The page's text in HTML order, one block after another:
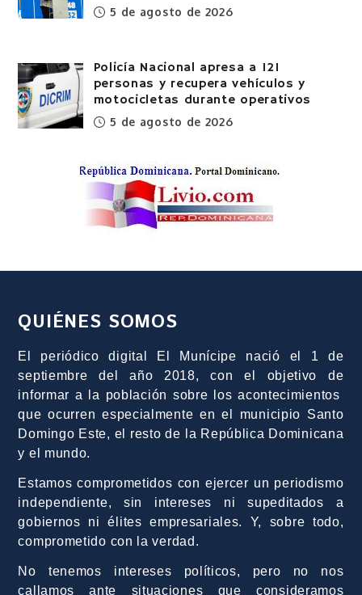
5 de agosto de 2026
Policía Nacional apresa a 121
personas y recupera vehículos y
motocicletas durante operativos
5 de agosto de 2026
QUIÉNES SOMOS
El periódico digital El Munícipe nació el 1 de
septiembre del año 2018, con el objetivo de
informar a la población sobre los acontecimientos
que ocurren especialmente en el municipio Santo
Domingo Este, el resto de la República Dominicana
y el mundo.
Estamos comprometidos con ejercer un periodismo
independiente, sin intereses ni supeditados a
gobiernos ni élites empresariales. Y, sobre todo,
comprometido con la verdad.
No tenemos intereses políticos, pero no nos
callamos ante situaciones que consideramos